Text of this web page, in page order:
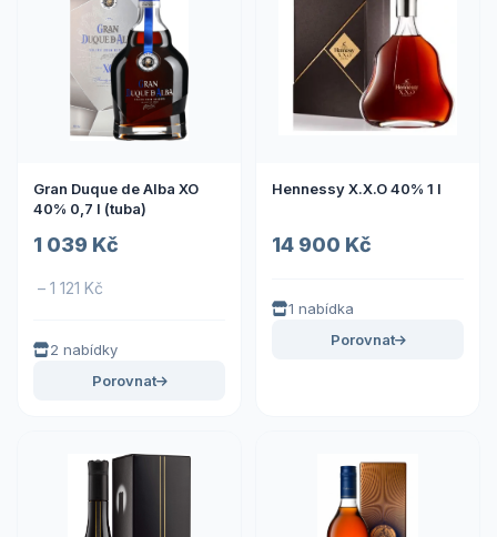
Gran Duque de Alba XO
40% 0,7 l (tuba)
1 039 Kč
– 1 121 Kč
2 nabídky
Porovnat
Hennessy X.X.O 40% 1 l
14 900 Kč
1 nabídka
Porovnat